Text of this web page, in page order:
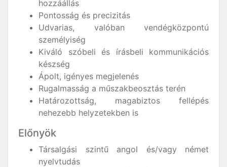
hozzáállás
Pontosság és precizitás
Udvarias, valóban vendégközpontú
személyiség
Kiváló szóbeli és írásbeli kommunikációs
készség
Ápolt, igényes megjelenés
Rugalmasság a műszakbeosztás terén
Határozottság, magabiztos fellépés
nehezebb helyzetekben is
Előnyök
Társalgási szintű angol és/vagy német
nyelvtudás